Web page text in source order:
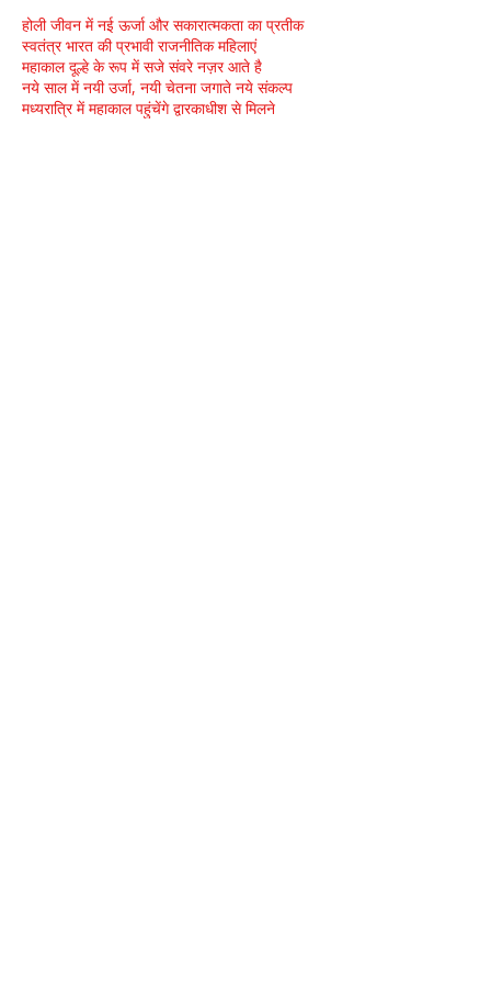
होली जीवन में नई ऊर्जा और सकारात्मकता का प्रतीक
स्वतंत्र भारत की प्रभावी राजनीतिक महिलाएं
महाकाल दूल्हे के रूप में सजे संवरे नज़र आते है
नये साल में नयी उर्जा, नयी चेतना जगाते नये संकल्प
मध्यरात्रि में महाकाल पहुंचेंगे द्वारकाधीश से मिलने